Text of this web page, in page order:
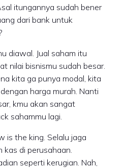
itungannya sudah bener
dari bank untuk
diawal. Jual saham itu
nilai bisnismu sudah besar.
kita ga punya modal, kita
harga murah. Nanti
kmu akan sangat
sahammu lagi.
is the king. Selalu jaga
kas di perusahaan.
seperti kerugian. Nah,